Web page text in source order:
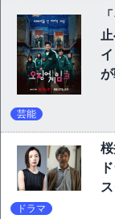
芸能
ドラマ